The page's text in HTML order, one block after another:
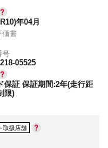
年04月
価書
号
05525
保証 保証期間:2年(走行距
限)
取扱店舗